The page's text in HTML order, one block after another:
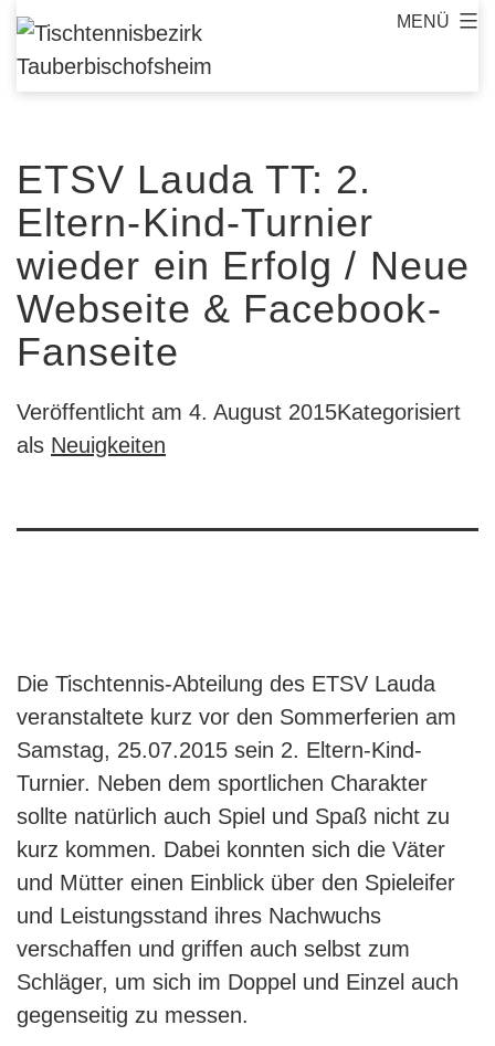
Zum
Inhalt
springen
Tischtennisbezirk
Tauberbischofsheim
MENÜ
ETSV Lauda TT: 2.
Eltern-Kind-Turnier
wieder ein Erfolg / Neue
Webseite & Facebook-
Fanseite
Veröffentlicht am 4. August 2015Kategorisiert
als Neuigkeiten
Die Tischtennis-Abteilung des ETSV Lauda
veranstaltete kurz vor den Sommerferien am
Samstag, 25.07.2015 sein 2. Eltern-Kind-
Turnier. Neben dem sportlichen Charakter
sollte natürlich auch Spiel und Spaß nicht zu
kurz kommen. Dabei konnten sich die Väter
und Mütter einen Einblick über den Spieleifer
und Leistungsstand ihres Nachwuchs
verschaffen und griffen auch selbst zum
Schläger, um sich im Doppel und Einzel auch
gegenseitig zu messen.